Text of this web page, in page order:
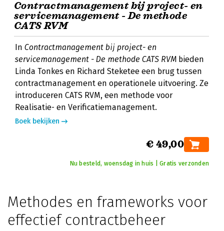
Contractmanagement bij project- en
servicemanagement - De methode
CATS RVM
In Contractmanagement bij project- en
servicemanagement - De methode CATS RVM bieden
Linda Tonkes en Richard Steketee een brug tussen
contractmanagement en operationele uitvoering. Ze
introduceren CATS RVM, een methode voor
Realisatie- en Verificatiemanagement.
Boek bekijken
€ 49,00
Nu besteld, woensdag in huis | Gratis verzonden
Methodes en frameworks voor
effectief contractbeheer